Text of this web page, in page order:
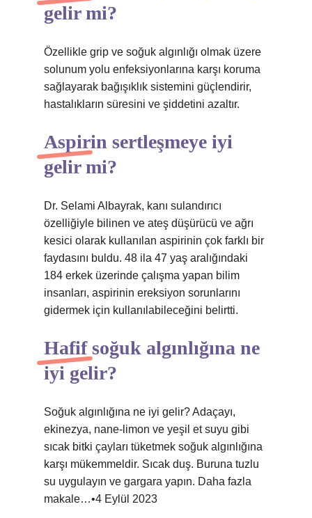
gelir mi?
Özellikle grip ve soğuk algınlığı olmak üzere
solunum yolu enfeksiyonlarına karşı koruma
sağlayarak bağışıklık sistemini güçlendirir,
hastalıkların süresini ve şiddetini azaltır.
Aspirin sertleşmeye iyi
gelir mi?
Dr. Selami Albayrak, kanı sulandırıcı
özelliğiyle bilinen ve ateş düşürücü ve ağrı
kesici olarak kullanılan aspirinin çok farklı bir
faydasını buldu. 48 ila 47 yaş aralığındaki
184 erkek üzerinde çalışma yapan bilim
insanları, aspirinin ereksiyon sorunlarını
gidermek için kullanılabileceğini belirtti.
Hafif soğuk algınlığına ne
iyi gelir?
Soğuk algınlığına ne iyi gelir? Adaçayı,
ekinezya, nane-limon ve yeşil et suyu gibi
sıcak bitki çayları tüketmek soğuk algınlığına
karşı mükemmeldir. Sıcak duş. Buruna tuzlu
su uygulayın ve gargara yapın. Daha fazla
makale…•4 Eylül 2023